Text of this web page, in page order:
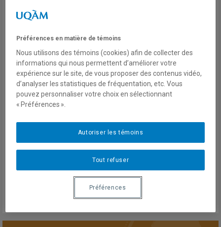
Lors de cette journée de colloque, on a
pu entendre philosophes, politologues,
juristes, théologiens, mais aussi des
humanitaires et des militaires, débattre
de tous les aspects de l'intervention,
qu'elle soit faite à des fins humanitaires ou sécuritaires. Un
Compte rendu du colloque du 20-21 novembre 2003
Préférences en matière de témoins
Nous utilisons des témoins (cookies) afin de collecter des
informations qui nous permettent d’améliorer votre
expérience sur le site, de vous proposer des contenus vidéo,
d’analyser les statistiques de fréquentation, etc. Vous
pouvez personnaliser votre choix en sélectionnant
« Préférences ».
Tout refuser
Autoriser les témoins
Préférences